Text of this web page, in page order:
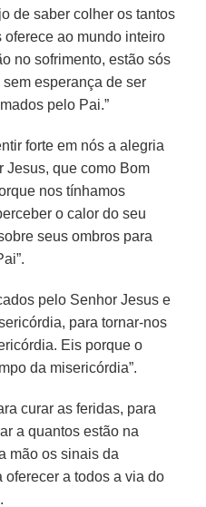
de saber colher os tantos
ao mundo inteiro
no sofrimento, estão sós
esperança de ser
pelo Pai.”
forte em nós a alegria
Jesus, que como Bom
nos tínhamos
o calor do seu
seus ombros para
pelo Senhor Jesus e
para tornar-nos
Eis porque o
da misericórdia”.
curar as feridas, para
a quantos estão na
mão os sinais da
a todos a via do